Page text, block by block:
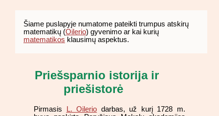
Šiame puslapyje numatome pateikti trumpus atskirų
matematikų (Oilerio) gyvenimo ar kai kurių
matematikos klausimų aspektus.
Priešsparnio istorija ir
priešistorė
Pirmasis L. Oilerio darbas, už kurį 1728 m.